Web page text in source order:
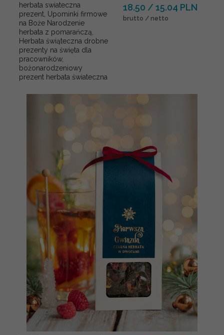
herbata swiateczna
prezent, Upominki firmowe
na Boże Narodzenie
herbata z pomarańczą,
Herbata świąteczna drobne
prezenty na święta dla
pracowników,
bożonarodzeniowy
prezent herbata świateczna
18.50 / 15.04 PLN
brutto / netto